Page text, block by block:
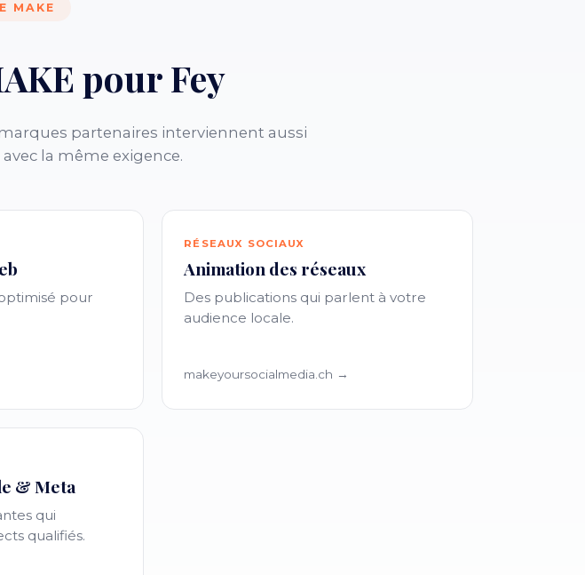
MAKE
pour Fey
partenaires interviennent aussi
la même exigence.
pour
RÉSEAUX SOCIAUX
Animation des réseaux
Des publications qui parlent à votre
audience locale.
makeyoursocialmedia.ch →
& Meta
qui
qualifiés.